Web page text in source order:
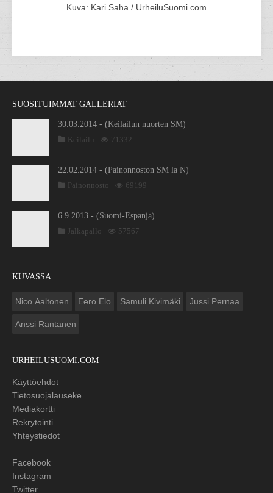
Kuva: Kari Saha / UrheiluSuomi.com
SUOSITUIMMAT GALLERIAT
30.03.2014 - (Keilailun nuorten SM)
Keilailu
71332
22.02.2014 - (Painonnoston SM la N)
Painonnosto
69199
6.9.2013 - (Suomi-Espanja)
Jalkapallo
57567
KUVASSA
Nico Aaltonen Eero Elo Samuli Kivimäki Jussi Pernaa
Anssi Rantanen
URHEILUSUOMI.COM
Käyttöehdot
Tietosuojalauseke
Mediakortti
Rekrytointi
Yhteystiedot
Facebook
Instagram
Twitter